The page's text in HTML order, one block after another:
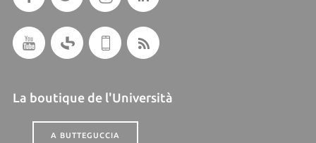
La boutique de l'Università
A BUTTEGUCCIA